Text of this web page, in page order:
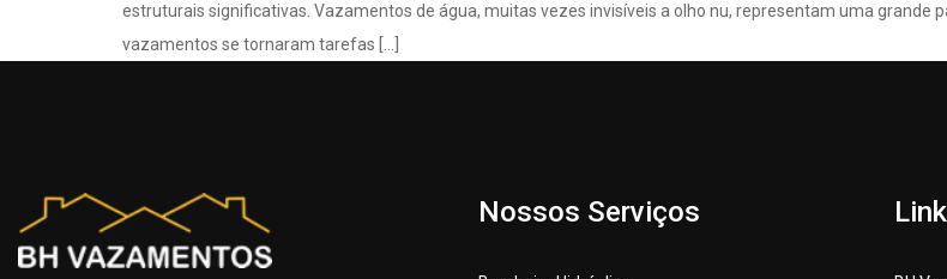
estruturais significativas. Vazamentos de água, muitas vezes invisíveis a olho nu, representam uma grande
vazamentos se tornaram tarefas […]
Nossos Serviços